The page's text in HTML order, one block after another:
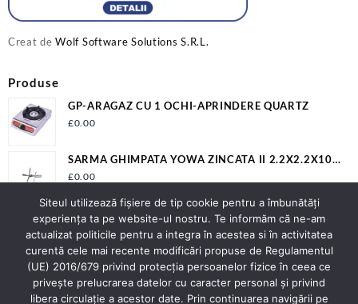
Creat deWolf Software Solutions S.R.L.
Produse
GP-ARAGAZ CU 1 OCHI-APRINDERE QUARTZ
£0.00
SARMA GHIMPATA YOWA ZINCATA II 2.2X2.2X100
S1342
£0.00
BALAMA SUDABILA 16X68MM EV-OP16A
Contact
Siteul utilizează fişiere de tip cookie pentru a îmbunătăți
experiența ta pe website-ul nostru. Te informăm că ne-am
actualizat politicile pentru a integra în acestea si în activitatea
curentă cele mai recente modificări propuse de Regulamentul
(UE) 2016/679 privind protecția persoanelor fizice în ceea ce
privește prelucrarea datelor cu caracter personal și privind
libera circulație a acestor date. Prin continuarea navigării pe